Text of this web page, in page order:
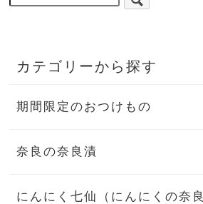
カテゴリーから探す
期間限定のおつけもの
奈良の奈良漬
にんにく七仙（にんにくの奈良